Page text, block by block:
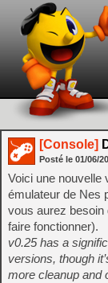
[Console]
Posté le 01/06/
Voici une nouvelle
émulateur de Nes
vous aurez besoin
faire fonctionner).
v0.25 has a
versions, though
more cleanup and